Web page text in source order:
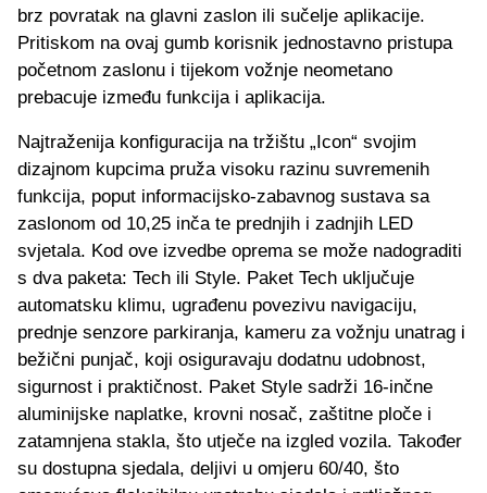
brz povratak na glavni zaslon ili sučelje aplikacije.
Pritiskom na ovaj gumb korisnik jednostavno pristupa
početnom zaslonu i tijekom vožnje neometano
prebacuje između funkcija i aplikacija.
Najtraženija konfiguracija na tržištu „Icon“ svojim
dizajnom kupcima pruža visoku razinu suvremenih
funkcija, poput informacijsko-zabavnog sustava sa
zaslonom od 10,25 inča te prednjih i zadnjih LED
svjetala. Kod ove izvedbe oprema se može nadograditi
s dva paketa: Tech ili Style. Paket Tech uključuje
automatsku klimu, ugrađenu povezivu navigaciju,
prednje senzore parkiranja, kameru za vožnju unatrag i
bežični punjač, koji osiguravaju dodatnu udobnost,
sigurnost i praktičnost. Paket Style sadrži 16-inčne
aluminijske naplatke, krovni nosač, zaštitne ploče i
zatamnjena stakla, što utječe na izgled vozila. Također
su dostupna sjedala, deljivi u omjeru 60/40, što